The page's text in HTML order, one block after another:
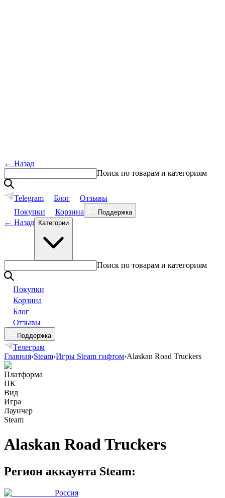
← Назад
Поиск по товарам и категориям
Telegram Блог
Отзывы
Покупки
Корзина Поддержка
← Назад Категории
Поиск по товарам и категориям
Покупки
Корзина
Блог
Отзывы
Поддержка
Телеграм
Главная›Steam›Игры Steam гифтом›Alaskan Road Truckers
Платформа
ПК
Вид
Игра
Лаунчер
Steam
Alaskan Road Truckers
Регион аккаунта Steam:
Россия